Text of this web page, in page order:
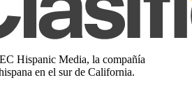
Hispanic Media, la compañía
en el sur de California.